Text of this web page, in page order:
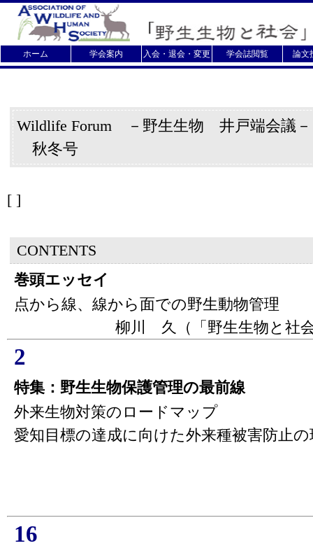
ホーム 学会案内 入会・退会・変更 学会誌閲覧 論文
Wildlife Forum －野生生物 井戸端会議
秋冬号
[ ]
CONTENTS
巻頭エッセイ
点から線、線から面での野生動物管理
柳川 久（「野生生物と社
2
特集：野生生物保護管理の最前線
外来生物対策のロードマップ
愛知目標の達成に向けた外来種被害防止
16